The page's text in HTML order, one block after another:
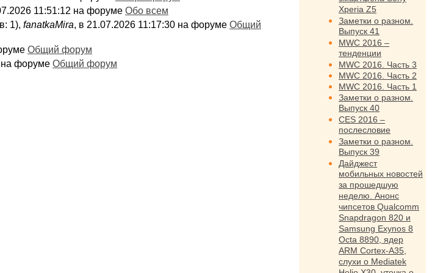
11:51:12 на форуме Обо всем
1), fanatkaMira, в 21.07.2026 11:17:30 на форуме Общий
Общий форум
на форуме Общий форум
Xperia Z5
Заметки о разном.
Выпуск 41
MWC 2016 –
тенденции
MWC 2016. Часть 3
MWC 2016. Часть 2
MWC 2016. Часть 1
Заметки о разном.
Выпуск 40
CES 2016 –
послесловие
Заметки о разном.
Выпуск 39
Дайджест
мобильных новостей
за прошедшую
неделю. Анонс
чипсетов Qualcomm
Snapdragon 820 и
Samsung Exynos 8
Octa 8890, ядер
ARM Cortex-A35,
слухи о Mediatek